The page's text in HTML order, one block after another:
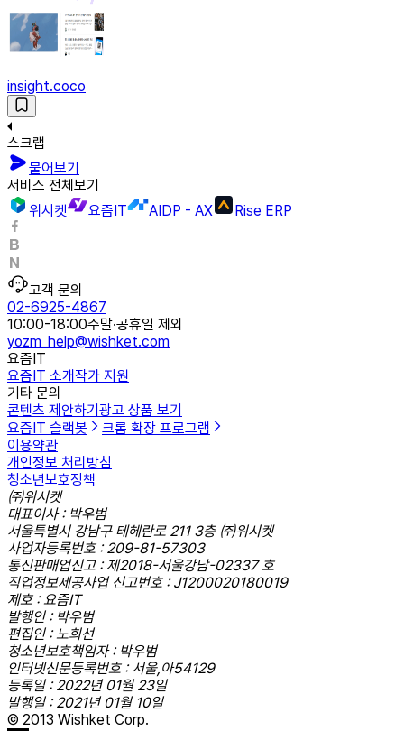
insight.coco
스크랩
물어보기
서비스 전체보기
위시켓
요즘IT AIDP - AX Rise ERP
고객 문의
02-6925-4867
10:00-18:00주말·공휴일 제외
yozm_help@wishket.com
요즘IT
요즘IT 소개작가 지원
기타 문의
콘텐츠 제안하기 광고 상품 보기
요즘IT 슬랙봇
크롬 확장 프로그램
이용약관
개인정보 처리방침
청소년보호정책
㈜위시켓
대표이사 : 박우범
서울특별시 강남구 테헤란로 211 3층 ㈜위시켓
사업자등록번호 : 209-81-57303
통신판매업신고 : 제2018-서울강남-02337 호
직업정보제공사업 신고번호 : J1200020180019
제호 : 요즘IT
발행인 : 박우범
편집인 : 노희선
청소년보호책임자 : 박우범
인터넷신문등록번호 : 서울,아54129
등록일 : 2022년 01월 23일
발행일 : 2021년 01월 10일
© 2013 Wishket Corp.